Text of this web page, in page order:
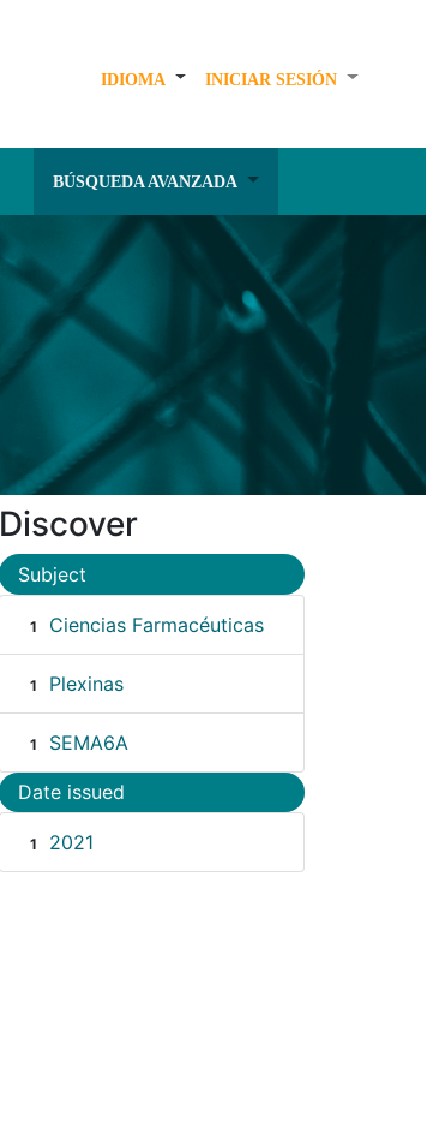
IDIOMA INICIAR SESIÓN
BÚSQUEDA AVANZADA
Discover
Subject
1 Ciencias Farmacéuticas
1 Plexinas
1 SEMA6A
Date issued
1 2021